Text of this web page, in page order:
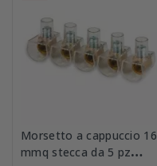
Morsetto a cappuccio 16
mmq stecca da 5 pz